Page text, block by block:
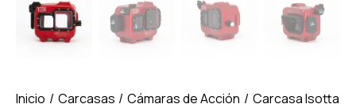
Inicio Carcasas Cámaras de Acción
Carcasa Isotta